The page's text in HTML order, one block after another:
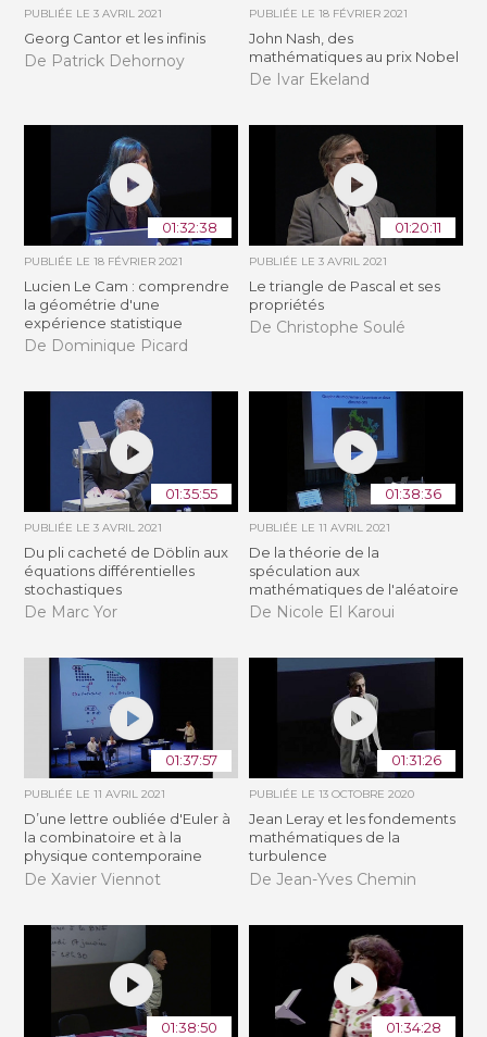
PUBLIÉE LE3 AVRIL 2021
Georg Cantor et les infinis
De Patrick Dehornoy
PUBLIÉE LE 18 FÉVRIER 2021
John Nash, des
mathématiques au prix Nobel
De Ivar Ekeland
01:32:38
PUBLIÉE LE18 FÉVRIER 2021
Lucien Le Cam : comprendre
la géométrie d'une
expérience statistique
De Dominique Picard
01:20:11
PUBLIÉE LE 3 AVRIL 2021
Le triangle de Pascal et ses
propriétés
De Christophe Soulé
01:35:55
PUBLIÉE LE3 AVRIL 2021
Du pli cacheté de Döblin aux
équations différentielles
stochastiques
De Marc Yor
01:38:36
PUBLIÉE LE 11 AVRIL 2021
De la théorie de la
spéculation aux
mathématiques de l'aléatoire
De Nicole El Karoui
01:37:57
PUBLIÉE LE11 AVRIL 2021
D’une lettre oubliée d'Euler à
la combinatoire et à la
physique contemporaine
De Xavier Viennot
01:31:26
PUBLIÉE LE 13 OCTOBRE 2020
Jean Leray et les fondements
mathématiques de la
turbulence
De Jean-Yves Chemin
01:38:50 01:34:28